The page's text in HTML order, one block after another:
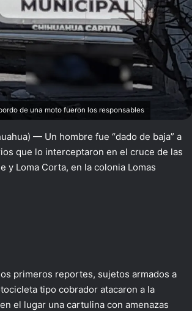
de una moto fueron los responsables
— Un hombre fue “dado de baja” a
que lo interceptaron en el cruce de las
y Loma Corta, en la colonia Lomas
primeros reportes, sujetos armados a
tipo cobrador atacaron a la
el lugar una cartulina con amenazas